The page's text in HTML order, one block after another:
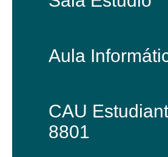
Aula
CAU
8801